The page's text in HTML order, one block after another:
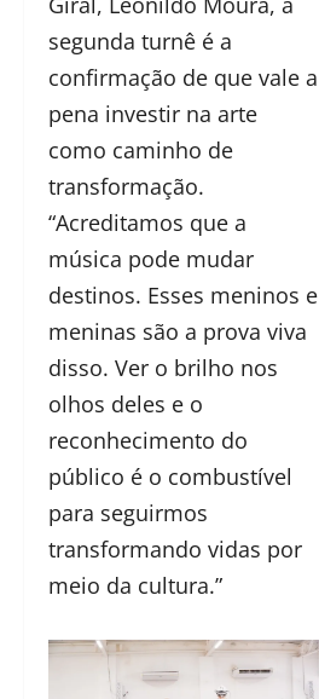
segunda turnê é a
confirmação de que vale a
pena investir na arte
como caminho de
transformação.
“Acreditamos que a
música pode mudar
destinos. Esses meninos e
meninas são a prova viva
disso. Ver o brilho nos
olhos deles e o
reconhecimento do
público é o combustível
para seguirmos
transformando vidas por
meio da cultura.”